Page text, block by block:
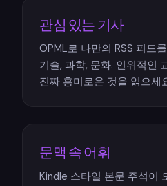
관심 있는 기사
OPML로 나만의 RSS 피드
기술, 과학, 문화. 인위적인
진짜 흥미로운 것을 읽으세
문맥 속 어휘
Kindle 스타일 본문 주석이